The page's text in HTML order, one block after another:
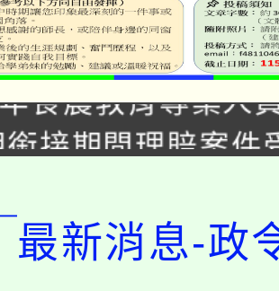
生活教案入校路
食農教育專業人
銜接期間理賠案件
本校115學年度第
(課)教師甄選結果(
金融保險知識
最新消息-政